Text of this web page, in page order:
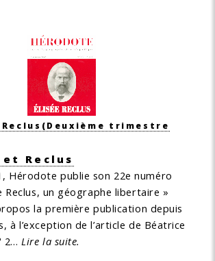
(Deuxième trimestre
Reclus
Hérodote publie son 22e numéro
Reclus, un géographe libertaire »
la première publication depuis
à l’exception de l’article de Béatrice
2…Lire la suite.